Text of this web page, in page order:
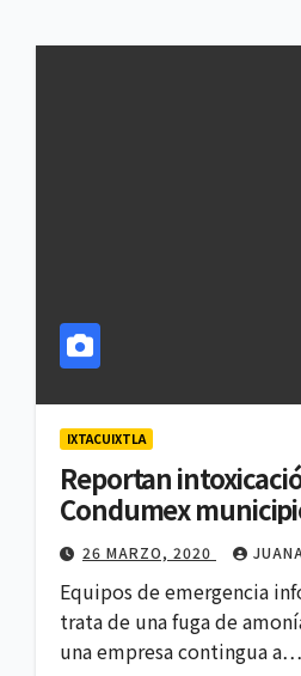
IXTACUIXTLA
Reportan
Condumex
26 MARZO, 2020
Equipos de emergencia
trata de una fuga de
una empresa contingua a…